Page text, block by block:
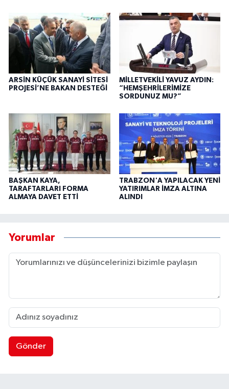
ARSİN KÜÇÜK SANAYİ SİTESİ
PROJESİ’NE BAKAN DESTEĞİ
MİLLETVEKİLİ YAVUZ AYDIN:
“HEMŞEHRİLERİMİZE
SORDUNUZ MU?”
BAŞKAN KAYA,
TARAFTARLARI FORMA
ALMAYA DAVET ETTİ
TRABZON'A YAPILACAK YENİ
YATIRIMLAR İMZA ALTINA
ALINDI
Yorumlar
Gönder